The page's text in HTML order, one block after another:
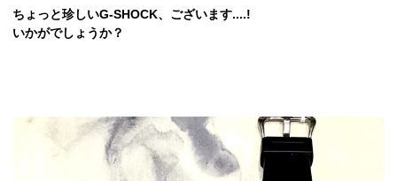
ちょっと珍しいG-SHOCK、ございます....!
いかがでしょうか？